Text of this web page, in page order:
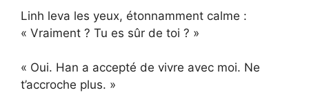
Linh leva les yeux, étonnamment calme :
« Vraiment ? Tu es sûr de toi ? »
« Oui. Han a accepté de vivre avec moi. Ne
t’accroche plus. »